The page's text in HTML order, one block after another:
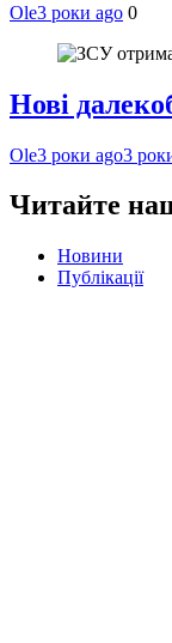
Ole3 роки ago 0
Нові
Ole3 роки ago3
Читайте
Новини
Публікації